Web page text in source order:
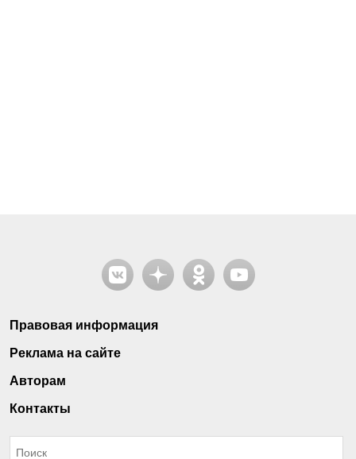
Правовая информация
Реклама на сайте
Авторам
Контакты